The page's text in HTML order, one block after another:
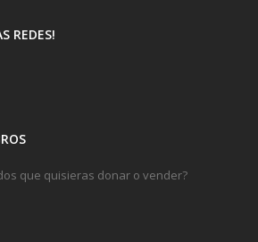
REDES!
que quisieras donar o vender?